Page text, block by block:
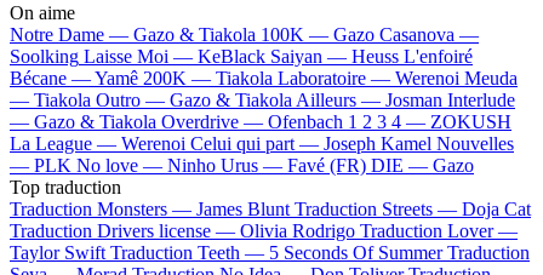
On aime
Notre Dame — Gazo & Tiakola 100K — Gazo Casanova —
Soolking Laisse Moi — KeBlack Saiyan — Heuss L'enfoiré
Bécane —Yamê 200K — Tiakola Laboratoire — Werenoi Meuda
— Tiakola Outro — Gazo & Tiakola Ailleurs — Josman Interlude
— Gazo & Tiakola Overdrive — Ofenbach 1 2 3 4 — ZOKUSH
La League — Werenoi Celui qui part — Joseph Kamel Nouvelles
— PLK No love — Ninho Urus — Favé (FR) DIE — Gazo
Top traduction
Traduction Monsters — James Blunt Traduction Streets — Doja Cat
Traduction Drivers license — Olivia Rodrigo Traduction Lover —
Taylor Swift Traduction Teeth — 5 Seconds Of Summer Traduction